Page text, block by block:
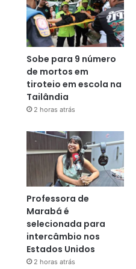
Sobe para 9 número
de mortos em
tiroteio em escola na
Tailândia
2 horas atrás
Professora de
Marabá é
selecionada para
intercâmbio nos
Estados Unidos
2 horas atrás